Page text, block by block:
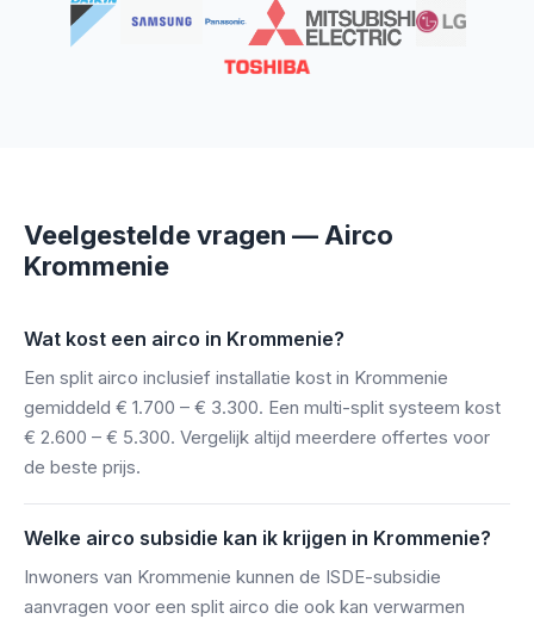
Veelgestelde vragen — Airco
Krommenie
Wat kost een airco in Krommenie?
Een split airco inclusief installatie kost in Krommenie
gemiddeld € 1.700 – € 3.300. Een multi-split systeem kost
€ 2.600 – € 5.300. Vergelijk altijd meerdere offertes voor
de beste prijs.
Welke airco subsidie kan ik krijgen in Krommenie?
Inwoners van Krommenie kunnen de ISDE-subsidie
aanvragen voor een split airco die ook kan verwarmen